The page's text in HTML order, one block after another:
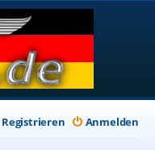
Anmelden
Registrieren